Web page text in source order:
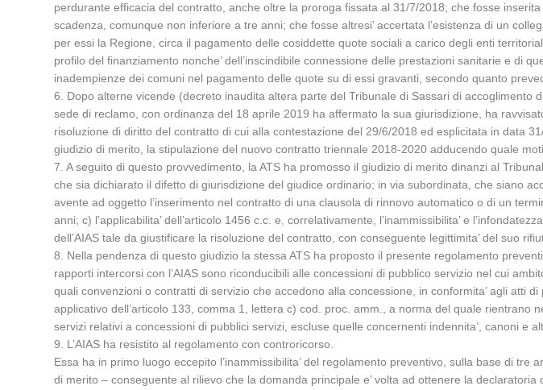
perdurante efficacia del contratto, anche oltre la proroga fissata al 31/7/2018; che fosse
scadenza, comunque non inferiore a tre anni; che fosse altresi’ accertata l’esistenza di un
per essi la Regione, circa il pagamento delle cosiddette quote sociali a carico degli enti
profilo del finanziamento nonche’ dell’inscindibile connessione delle prestazioni sanitarie e di
inadempienze dei comuni nel pagamento delle quote su di essi gravanti, secondo quanto
6. Dopo alterne vicende (decreto inaudita altera parte del Tribunale di Sassari di
sede di reclamo, con ordinanza del 18 aprile 2019 ha affermato la sua giurisdizione, ha
risoluzione di diritto del contratto di cui alla contestazione del 29/6/2018 ed esplicitata in data
giudizio di merito, la stipulazione del nuovo contratto triennale 2018-2020 adducendo quale
7. A seguito di questo provvedimento, la ATS ha promosso il giudizio di merito dinanzi al
che sia dichiarato il difetto di giurisdizione del giudice ordinario; in via subordinata, che siano
avente ad oggetto l’inserimento nel contratto di una clausola di rinnovo automatico o di un
anni; c) l’applicabilita’ dell’articolo 1456 c.c. e, correlativamente, l’inammissibilita’ e
dell’AIAS tale da giustificare la risoluzione del contratto, con conseguente legittimita’ del suo
8. Nella pendenza di questo giudizio la stessa ATS ha proposto il presente regolamento
rapporti intercorsi con l’AIAS sono riconducibili alle concessioni di pubblico servizio nel cui
quali convenzioni o contratti di servizio che accedono alla concessione, in conformita’ agli atti
applicativo dell’articolo 133, comma 1, lettera c) cod. proc. amm., a norma del quale
servizi relativi a concessioni di pubblici servizi, escluse quelle concernenti indennita’, canoni e
9. L’AIAS ha resistito al regolamento con controricorso.
Essa ha in primo luogo eccepito l’inammissibilita’ del regolamento preventivo, sulla base di tre
di merito – conseguente al rilievo che la domanda principale e’ volta ad ottenere la